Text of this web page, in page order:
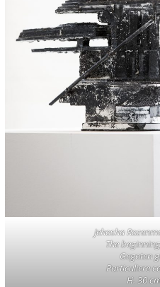
Jehosha
The
Gegoten
Particuliere
H. 30